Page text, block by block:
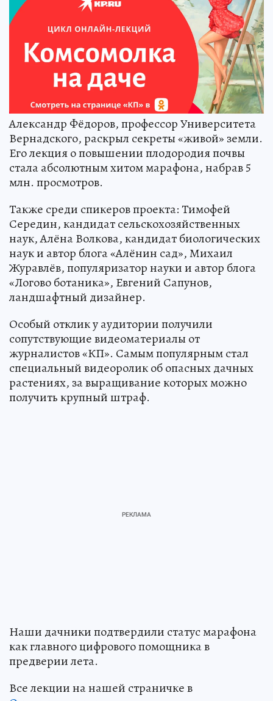
Александр Фёдоров, профессор Университета
Вернадского, раскрыл секреты «живой» земли.
Его лекция о повышении плодородия почвы
стала абсолютным хитом марафона, набрав 5
млн. просмотров.
Также среди спикеров проекта: Тимофей
Середин, кандидат сельскохозяйственных
наук, Алёна Волкова, кандидат биологических
наук и автор блога «Алёнин сад», Михаил
Журавлёв, популяризатор науки и автор блога
«Логово ботаника», Евгений Сапунов,
ландшафтный дизайнер.
Особый отклик у аудитории получили
сопутствующие видеоматериалы от
журналистов «КП». Самым популярным стал
специальный видеоролик об опасных дачных
растениях, за выращивание которых можно
получить крупный штраф.
Наши дачники подтвердили статус марафона
как главного цифрового помощника в
предверии лета.
Все лекции на нашей страничке в